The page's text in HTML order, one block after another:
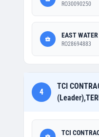
RO30090250
EAST
RO28694883
4
TCI
TCI